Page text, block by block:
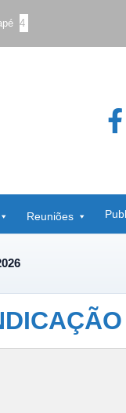
4
Reuniões